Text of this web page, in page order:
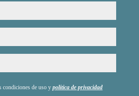
condiciones de uso y política de privacidad